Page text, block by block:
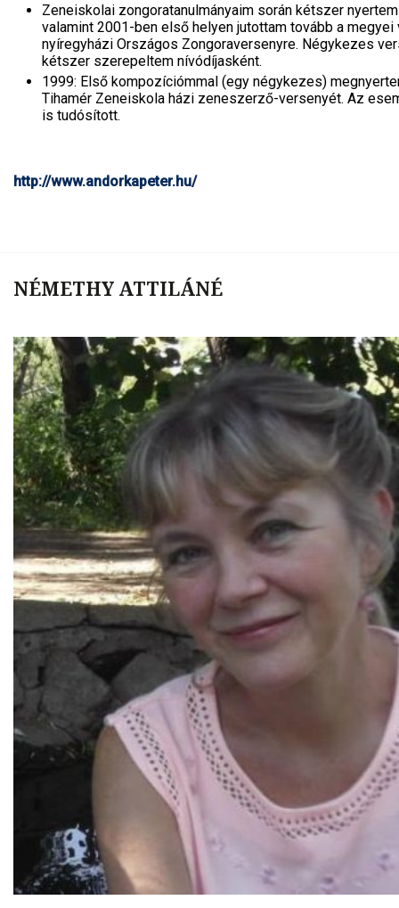
Zeneiskolai zongoratanulmányaim során kétszer
valamint 2001-ben első helyen jutottam tovább a megyei
nyíregyházi Országos Zongoraversenyre. Négykezes
kétszer szerepeltem nívódíjasként.
1999: Első kompozíciómmal (egy négykezes)
Tihamér Zeneiskola házi zeneszerző-versenyét. Az
is tudósított.
http://www.andorkapeter.hu/
NÉMETHY ATTILÁNÉ